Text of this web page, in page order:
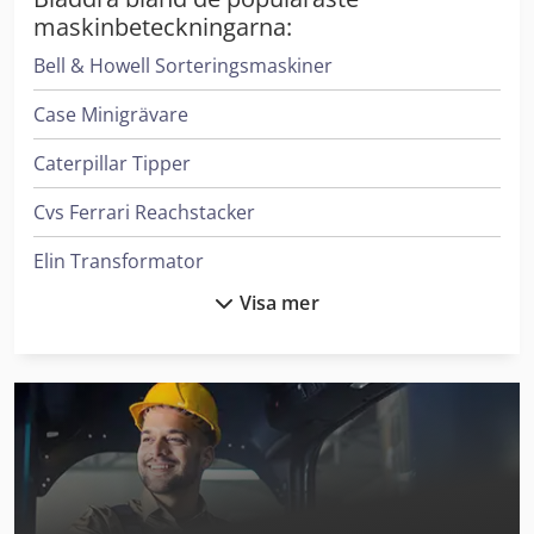
maskinbeteckningarna:
Bell & Howell Sorteringsmaskiner
Case Minigrävare
Caterpillar Tipper
Cvs Ferrari Reachstacker
Elin Transformator
Haver & Boecker System För Fyllning Av Behållare
Hp Skrivare
Ingersoll Rand Kompressorer
Leif & Lorentz Spridare För Lim
Visa mer